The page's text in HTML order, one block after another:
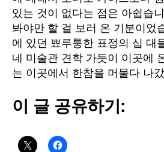
있는 것이 없다는 점은 아쉽습
봐야만 할 걸 보러 온 기분이었
에 있던 뾰루퉁한 표정의 십 대
네 미술관 견학 가듯이 이곳에
는 이곳에서 한참을 머물다 나
이 글 공유하기: